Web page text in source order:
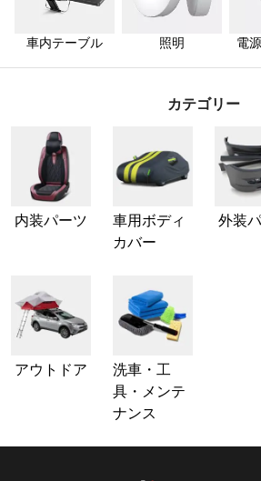
車内テーブル 照明
電
カテゴリー
内装パーツ
車用ボディ
カバー
外装
アウトドア
洗車・工
具・メンテ
ナンス